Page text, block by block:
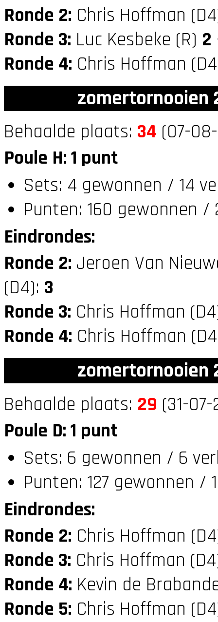
Ronde 2: Chris Hoffman
Ronde 3: Luc Kesbeke (R) 2
Ronde 4: Chris Hoffman
zomertornooien
Behaalde plaats: 34 (07-
Poule H: 1 punt
Sets: 4 gewonnen / 14
Punten: 160 gewonnen /
Eindrondes:
Ronde 2: Jeroen Van
(D4): 3
Ronde 3: Chris Hoffman
Ronde 4: Chris Hoffman
zomertornooien
Behaalde plaats: 29 (31-
Poule D: 1 punt
Sets: 6 gewonnen / 6
Punten: 127 gewonnen /
Eindrondes:
Ronde 2: Chris Hoffman
Ronde 3: Chris Hoffman
Ronde 4: Kevin de
Ronde 5: Chris Hoffman